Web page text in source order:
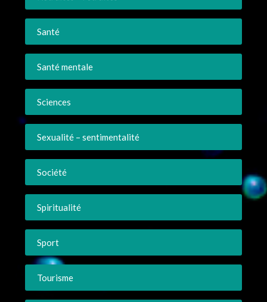
Santé
Santé mentale
Sciences
Sexualité – sentimentalité
Société
Spiritualité
Sport
Tourisme